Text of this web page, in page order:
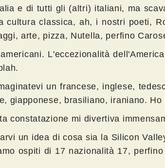
e di tutti gli (altri) italiani, ma
cultura classica, ah, i nostri poeti,
arte, pizza, Nutella, perfino
L'eccezionalità
un francese, inglese,
giapponese, brasiliano, iraniano. Ho
constatazione mi divertiva
un idea di cosa sia la Silicon
ospiti di 17 nazionalità 17,